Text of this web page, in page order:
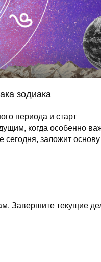
зодиака
периода и старт
когда особенно
сегодня, заложит
Завершите текущие